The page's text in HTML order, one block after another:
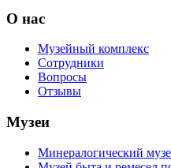
О нас
Музейный комплекс
Сотрудники
Вопросы
Отзывы
Музеи
Минералогический